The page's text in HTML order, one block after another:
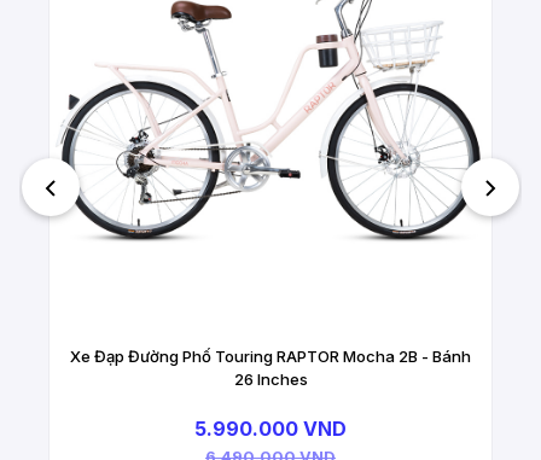
Xe Đạp Đường Phố Touring RAPTOR Mocha 2B - Bánh
26 Inches
5.990.000 VND